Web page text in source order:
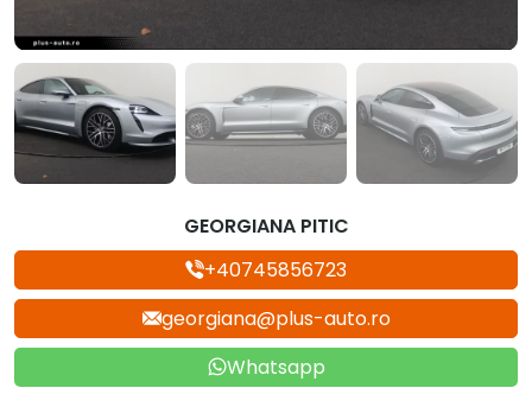
Contact
GEORGIANA PITIC
+40745856723
georgiana@plus-auto.ro
Whatsapp